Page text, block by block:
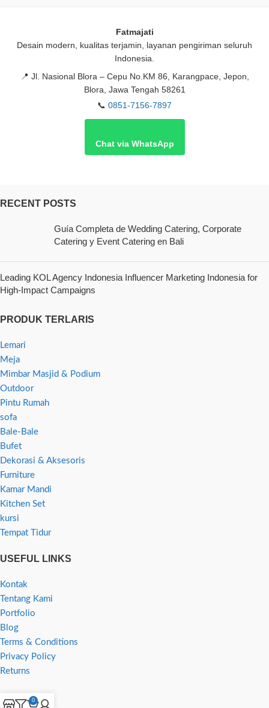
Fatmajati
Desain modern, kualitas terjamin, layanan pengiriman seluruh
Indonesia.
📍 Jl. Nasional Blora – Cepu No.KM 86, Karangpace, Jepon,
Blora, Jawa Tengah 58261
📞 0851-7156-7897
Chat via WhatsApp
RECENT POSTS
Guía Completa de Wedding Catering, Corporate
Catering y Event Catering en Bali
Leading KOL Agency Indonesia Influencer Marketing Indonesia for
High-Impact Campaigns
PRODUK TERLARIS
Lemari
Meja
Mimbar Masjid & Podium
Outdoor
Pintu Rumah
sofa
Bale-Bale
Bufet
Dekorasi & Aksesoris
Furniture
Kamar Mandi
Kitchen Set
kursi
Tempat Tidur
USEFUL LINKS
Kontak
Tentang Kami
Portfolio
Blog
Terms & Conditions
Privacy Policy
Returns
0